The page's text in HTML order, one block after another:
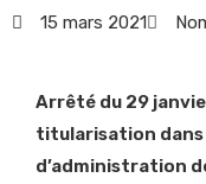
15 mars 2021
Arrêté du 29
titularisation dans
d’administration